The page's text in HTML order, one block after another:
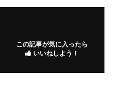
この記事が気に入ったら
いいねしよう！